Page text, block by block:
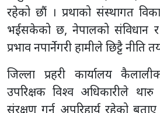
रहेको छौं । प्रथाको संस्थागत
भईसकेको छ, नेपालको संविधान
प्रभाव नपार्नेगरी हामीले छिट्टै नीति
जिल्ला प्रहरी कार्यालय
उपरिक्षक विश्व अधिकारीले
संरक्षण गर्न अपरिहार्य रहेको